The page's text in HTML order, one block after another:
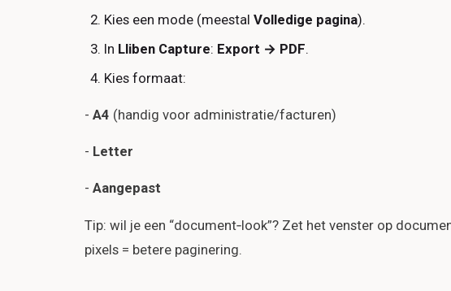
Kies een mode (meestal Volledige pagina).
In Lliben Capture: Export → PDF.
Kies formaat:
- A4 (handig voor administratie/facturen)
- Letter
- Aangepast
Tip: wil je een “document‑look”? Zet het venster op
pixels = betere paginering.